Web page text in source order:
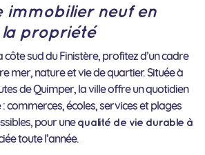
immobilier neuf en
la propriété
côte sud du Finistère, profitez d’un cadre
mer, nature et vie de quartier. Située à
de Quimper, la ville offre un quotidien
commerces, écoles, services et plages
pour unequalité de vie durable à
toute l’année.